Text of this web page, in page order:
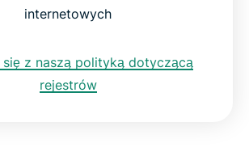
internetowych
się z naszą polityką dotyczącą
rejestrów